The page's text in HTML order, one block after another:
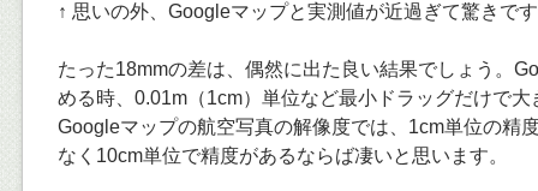
↑ 思いの外、Googleマップと実測値が近過ぎて驚きで
たった18mmの差は、偶然に出た良い結果でしょう。
める時、0.01m（1cm）単位など最小ドラッグだけで
Googleマップの航空写真の解像度では、1cm単位の精
なく10cm単位で精度があるならば凄いと思います。